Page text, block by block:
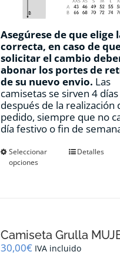
Asegúrese de que elige
correcta, en caso de
solicitar el cambio
abonar los portes de
de su nuevo envio. Las
camisetas se sirven 4 días
después de la realización
pedido, siempre que no
día festivo o fin de
Seleccionar
opciones
Este
se
pueden
Detalles
Camiseta Grulla
30,00€ IVA incluido